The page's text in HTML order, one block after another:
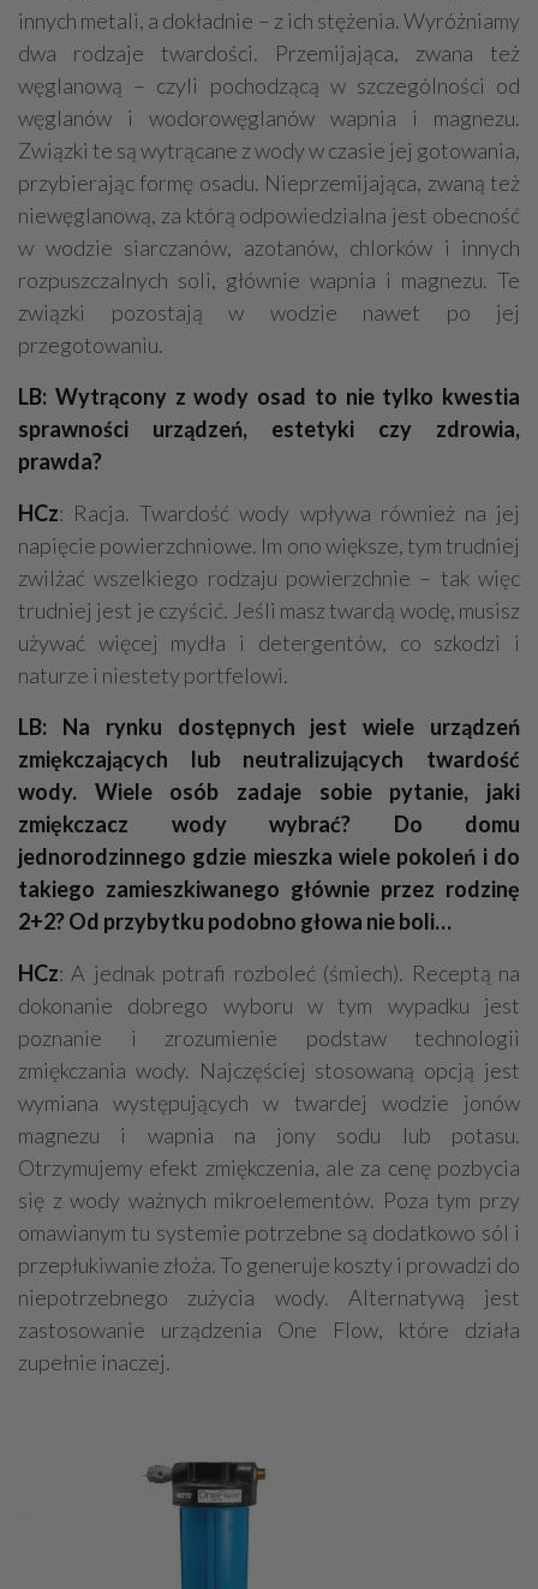
innych metali, a dokładnie – z ich stężenia. Wyróżniamy
dwa rodzaje twardości. Przemijająca, zwana też
węglanową – czyli pochodzącą w szczególności od
węglanów i wodorowęglanów wapnia i magnezu.
Związki te są wytrącane z wody w czasie jej gotowania,
przybierając formę osadu. Nieprzemijająca, zwaną też
niewęglanową, za którą odpowiedzialna jest obecność
w wodzie siarczanów, azotanów, chlorków i innych
rozpuszczalnych soli, głównie wapnia i magnezu. Te
związki pozostają w wodzie nawet po jej
przegotowaniu.
LB: Wytrącony z wody osad to nie tylko kwestia
sprawności urządzeń, estetyki czy zdrowia,
prawda?
HCz: Racja. Twardość wody wpływa również na jej
napięcie powierzchniowe. Im ono większe, tym trudniej
zwilżać wszelkiego rodzaju powierzchnie – tak więc
trudniej jest je czyścić. Jeśli masz twardą wodę, musisz
używać więcej mydła i detergentów, co szkodzi i
naturze i niestety portfelowi.
LB: Na rynku dostępnych jest wiele urządzeń
zmiękczających lub neutralizujących twardość
wody. Wiele osób zadaje sobie pytanie, jaki
zmiękczacz wody wybrać? Do domu
jednorodzinnego gdzie mieszka wiele pokoleń i do
takiego zamieszkiwanego głównie przez rodzinę
2+2? Od przybytku podobno głowa nie boli…
HCz: A jednak potrafi rozboleć (śmiech). Receptą na
dokonanie dobrego wyboru w tym wypadku jest
poznanie i zrozumienie podstaw technologii
zmiękczania wody. Najczęściej stosowaną opcją jest
wymiana występujących w twardej wodzie jonów
magnezu i wapnia na jony sodu lub potasu.
Otrzymujemy efekt zmiękczenia, ale za cenę pozbycia
się z wody ważnych mikroelementów. Poza tym przy
omawianym tu systemie potrzebne są dodatkowo sól i
przepłukiwanie złoża. To generuje koszty i prowadzi do
niepotrzebnego zużycia wody. Alternatywą jest
zastosowanie urządzenia One Flow, które działa
zupełnie inaczej.